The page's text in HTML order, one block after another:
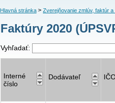
Hlavná stránka> Zverejňovanie zmlúv, faktúr a
Faktúry 2020
Vyhľadať:
Interné
číslo
Dodávateľ